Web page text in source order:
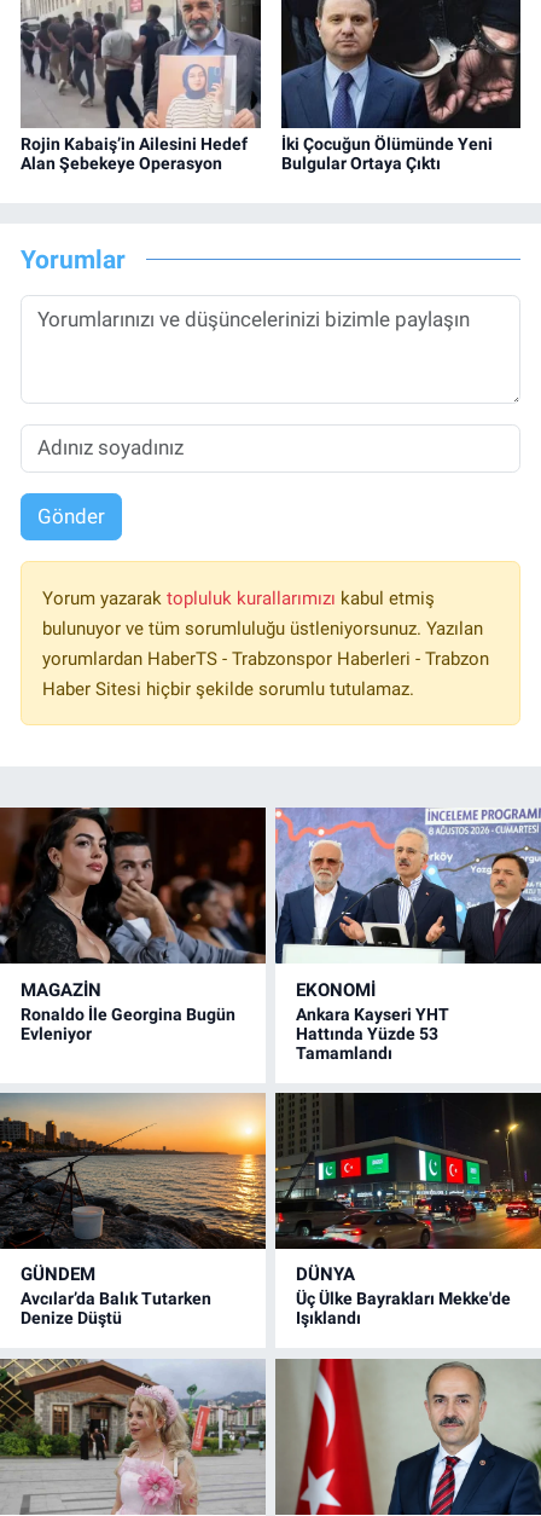
Rojin Kabaiş’in Ailesini Hedef
Alan Şebekeye Operasyon
İki Çocuğun Ölümünde Yeni
Bulgular Ortaya Çıktı
Yorumlar
Gönder
Yorum yazarak topluluk kurallarımızı kabul etmiş
bulunuyor ve tüm sorumluluğu üstleniyorsunuz. Yazılan
yorumlardan HaberTS - Trabzonspor Haberleri - Trabzon
Haber Sitesi hiçbir şekilde sorumlu tutulamaz.
MAGAZİN
Ronaldo İle Georgina Bugün
Evleniyor
EKONOMİ
Ankara Kayseri YHT
Hattında Yüzde 53
Tamamlandı
GÜNDEM
Avcılar’da Balık Tutarken
Denize Düştü
DÜNYA
Üç Ülke Bayrakları Mekke'de
Işıklandı